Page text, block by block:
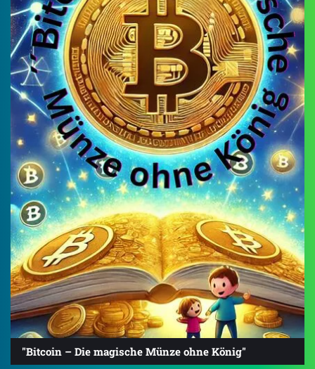
"Bitcoin – Die magische Münze ohne König"